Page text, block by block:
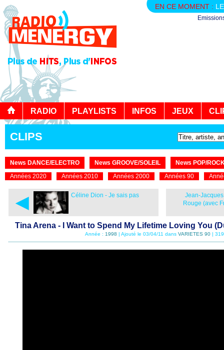
EN CE MOMENT :
RADIO PLAYLISTS INFOS JEUX
CLIPS
News DANCE/ELECTRO News GROOVE/SOLEIL
News POP/
Années 2020
Années 2010 Années 2000 Années 90
◄ Céline Dion - Je sais pas
Jean-
Rouge (avec
Tina Arena - I Want to Spend My Lifetime Loving You
Année : 1998 | Ajouté le 03/04/11 dans VARIETES 90 |